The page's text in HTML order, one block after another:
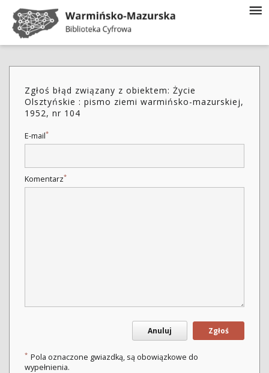
Zgłoś błąd związany z obiektem: Życie
Olsztyńskie : pismo ziemi warmińsko-mazurskiej,
1952, nr 104
E-mail*
Komentarz*
Anuluj Zgłoś
* Pola oznaczone gwiazdką, są obowiązkowe do
wypełnienia.